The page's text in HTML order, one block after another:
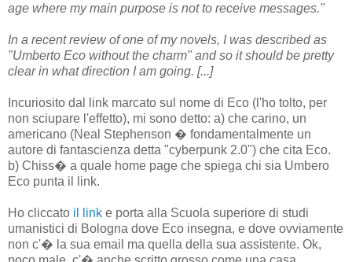
age where my main purpose is not to receive messages."
In a recent review of one of my novels, I was described as
"Umberto Eco without the charm" and so it should be pretty
clear in what direction I am going. [...]
Incuriosito dal link marcato sul nome di Eco (l'ho tolto, per
non sciupare l'effetto), mi sono detto: a) che carino, un
americano (Neal Stephenson � fondamentalmente un
autore di fantascienza detta "cyberpunk 2.0") che cita Eco.
b) Chiss� a quale home page che spiega chi sia Umbero
Eco punta il link.
Ho cliccato il link e porta alla Scuola superiore di studi
umanistici di Bologna dove Eco insegna, e dove ovviamente
non c'� la sua email ma quella della sua assistente. Ok,